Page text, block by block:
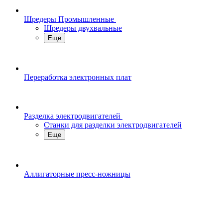
Шредеры Промышленные
Шредеры двухвальные
Еще
Переработка электронных плат
Разделка электродвигателей
Станки для разделки электродвигателей
Еще
Аллигаторные пресс-ножницы